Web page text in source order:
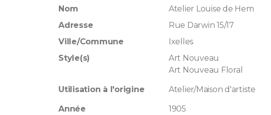
Nom
Atelier Louise de Hem
Adresse
Rue Darwin 15/17
Ville/Commune
Ixelles
Style(s)
Art Nouveau
Art Nouveau Floral
Utilisation à l'origine Atelier/Maison d'artiste
Année
1905